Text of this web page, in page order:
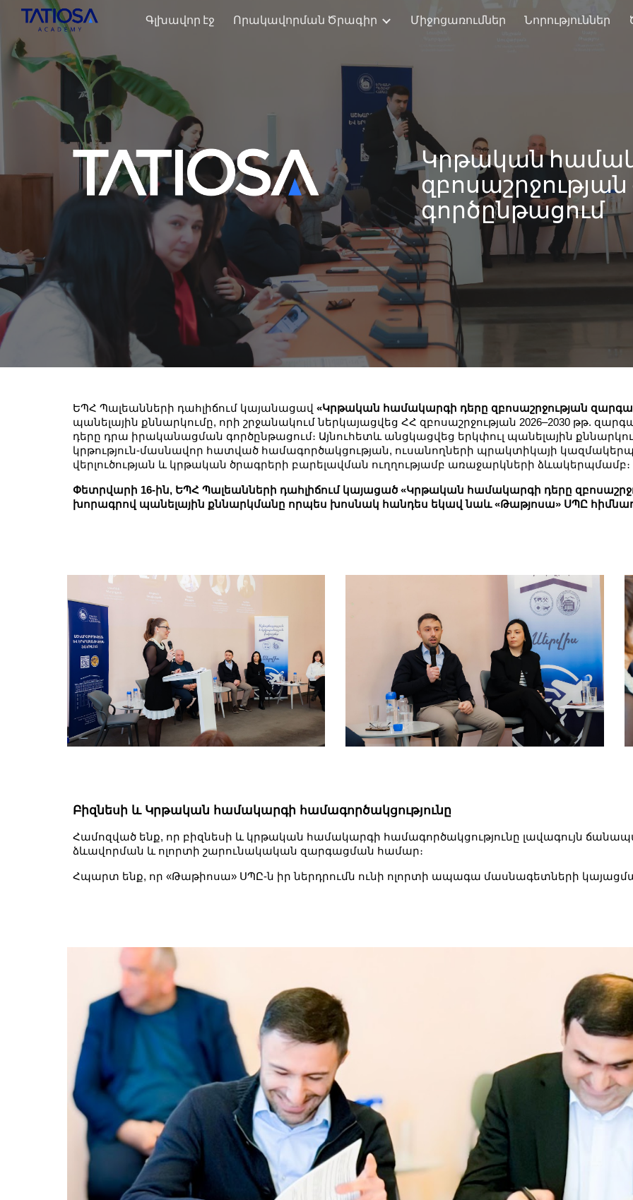
Skip to main content Skip to
Գլխավոր էջ Որակավորման Ծրագիր Միջոցառումներ Նորություններ
Կրթական
գործընթացում
ԵՊՀ Պալեանների դահլիճում կայանացավ «Կրթական համակարգի դերը զբոսաշրջության
պանելային քննարկումը, որի շրջանակում ներկայացվեց ՀՀ զբոսաշրջության 2026–2030 թթ.
դերը դրա իրականացման գործընթացում։ Այնուհետև անցկացվեց երկփուլ պանելային
կրթություն-մասնավոր հատված համագործակցության, ուսանողների պրակտիկայի
վերլուծության և կրթական ծրագրերի բարելավման ուղղությամբ առաջարկների ձևակերպմամբ։
Փետրվարի 16-ին, ԵՊՀ Պալեանների դահլիճում կայացած «Կրթական համակարգի դերը
խորագրով պանելային քննարկմանը որպես խոսնակ հանդես եկավ նաև «Թաթյոսա» ՍՊԸ
Բիզնեսի և Կրթական համակարգի համագործակցությունը
Համոզված ենք, որ բիզնեսի և կրթական համակարգի համագործակցությունը լավագույն
ձևավորման և ոլորտի շարունակական զարգացման համար։
Հպարտ ենք, որ «Թաթիոսա» ՍՊԸ-ն իր ներդրումն ունի ոլորտի ապագա մասնագետների